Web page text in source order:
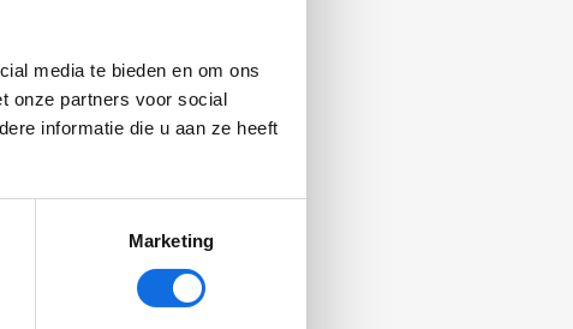
media te bieden en om ons
onze partners voor social
informatie die u aan ze heeft
Marketing